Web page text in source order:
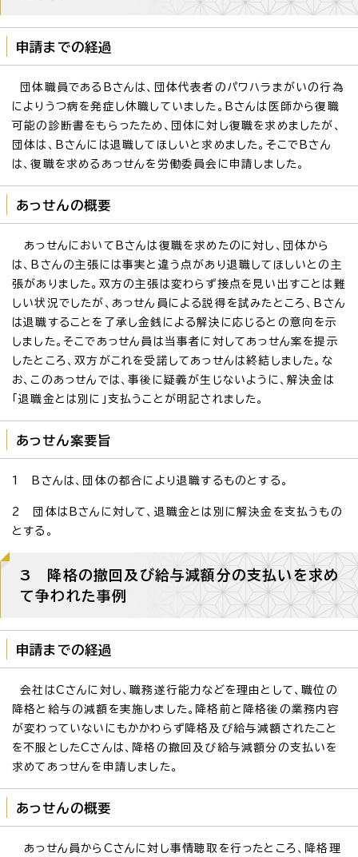
申請までの経過
団体職員であるBさんは、団体代表者のパワハラまがいの行為
によりうつ病を発症し休職していました。Bさんは医師から復職
可能の診断書をもらったため、団体に対し復職を求めましたが、
団体は、Bさんには退職してほしいと求めました。そこでBさん
は、復職を求めるあっせんを労働委員会に申請しました。
あっせんの概要
あっせんにおいてBさんは復職を求めたのに対し、団体から
は、Bさんの主張には事実と違う点があり退職してほしいとの主
張がありました。双方の主張は変わらず接点を見い出すことは難
しい状況でしたが、あっせん員による説得を試みたところ、Bさん
は退職することを了承し金銭による解決に応じるとの意向を示
しました。そこであっせん員は当事者に対してあっせん案を提示
したところ、双方がこれを受諾してあっせんは終結しました。な
お、このあっせんでは、事後に疑義が生じないように、解決金は
「退職金とは別に」支払うことが明記されました。
あっせん案要旨
1 Bさんは、団体の都合により退職するものとする。
2 団体はBさんに対して、退職金とは別に解決金を支払うもの
とする。
3 降格の撤回及び給与減額分の支払いを求め
て争われた事例
申請までの経過
会社はCさんに対し、職務遂行能力などを理由として、職位の
降格と給与の減額を実施しました。降格前と降格後の業務内容
が変わっていないにもかかわらず降格及び給与減額されたこと
を不服としたCさんは、降格の撤回及び給与減額分の支払いを
求めてあっせんを申請しました。
あっせんの概要
あっせん員からCさんに対し事情聴取を行ったところ、降格理